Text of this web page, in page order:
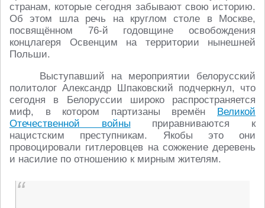
странам, которые сегодня забывают свою историю.
Об этом шла речь на круглом столе в Москве,
посвящённом 76-й годовщине освобождения
концлагеря Освенцим на территории нынешней
Польши.
Выступавший на мероприятии белорусский
политолог Александр Шпаковский подчеркнул, что
сегодня в Белоруссии широко распространяется
миф, в котором партизаны времён Великой
Отечественной войны приравниваются к
нацистским преступникам. Якобы это они
провоцировали гитлеровцев на сожжение деревень
и насилие по отношению к мирным жителям.